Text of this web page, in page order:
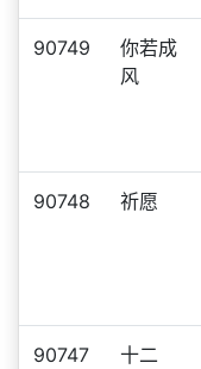
90749
你若成
风
90748 祈愿
90747 十二